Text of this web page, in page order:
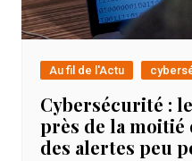
Au fil de l'Actu
Cybersécurité :
près de la
des alertes peu